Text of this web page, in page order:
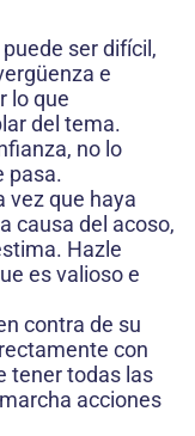
ser difícil,
e
lo que
del tema.
no lo
pasa.
vez que haya
causa del acoso,
Hazle
es valioso e
contra de su
con
tener todas las
acciones